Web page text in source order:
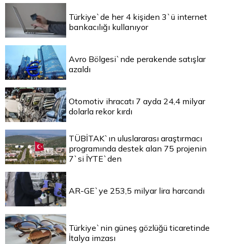
Türkiye`de her 4 kişiden 3`ü internet
bankacılığı kullanıyor
Avro Bölgesi`nde perakende satışlar
azaldı
Otomotiv ihracatı 7 ayda 24,4 milyar
dolarla rekor kırdı
TÜBİTAK`ın uluslararası araştırmacı
programında destek alan 75 projenin
7`si İYTE`den
AR-GE`ye 253,5 milyar lira harcandı
Türkiye`nin güneş gözlüğü ticaretinde
İtalya imzası